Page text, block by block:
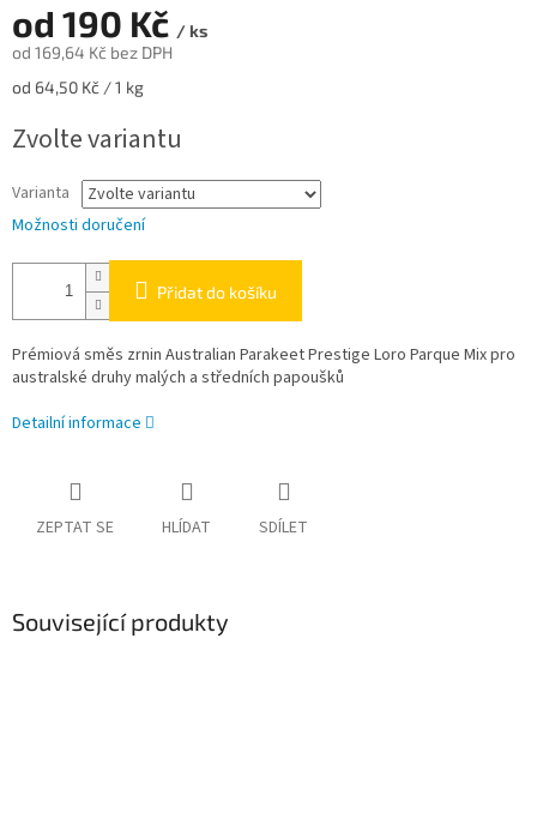
od 190 Kč / ks
od 169,64 Kč bez DPH
Měrná
od 64,50 Kč / 1 kg
Zvolte variantu
Varianta
Možnosti doručení
Přidat do košíku
Prémiová směs zrnin Australian Parakeet Prestige Loro Parque Mix pro
australské druhy malých a středních papoušků
Detailní informace
ZEPTAT SE HLÍDAT SDÍLET
Související produkty